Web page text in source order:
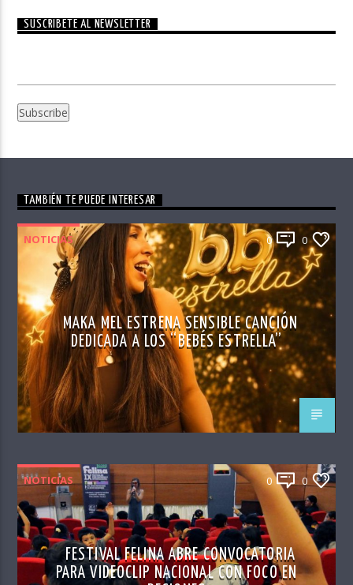
SUSCRÍBETE AL NEWSLETTER
TAMBIÉN TE PUEDE INTERESAR
NOTICIAS 0 0
MAKA MEL ESTRENA SENSIBLE CANCIÓN
DEDICADA A LOS “BEBÉS ESTRELLA”
NOTICIAS 0 0
FESTIVAL FELINA ABRE CONVOCATORIA
PARA VIDEOCLIP NACIONAL CON FOCO EN